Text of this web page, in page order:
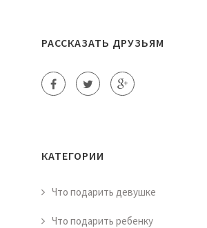
РАССКАЗАТЬ ДРУЗЬЯМ
КАТЕГОРИИ
Что подарить девушке
Что подарить ребенку